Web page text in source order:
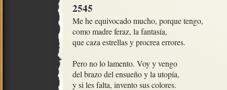
2545
Me he equivocado mucho, porque tengo,
como madre feraz, la fantasía,
que caza estrellas y procrea errores.
Pero no lo lamento. Voy y vengo
del brazo del ensueño y la utopía,
y si les falta, invento sus colores.